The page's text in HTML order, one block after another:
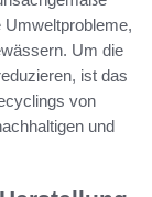
Um die
ist das
von
und